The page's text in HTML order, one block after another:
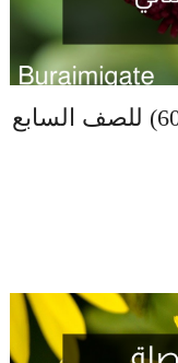
شرح درس سورة الرحمن (46-60) للصف السابع